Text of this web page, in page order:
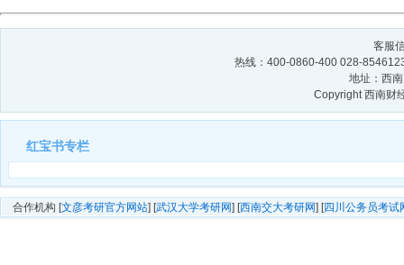
客服
热线：400-0860-400 028-
地址：西
Copyright 西南财
红宝书专栏
合作机构 [文彦考研官方网站] [武汉大学考研网] [西南交大考研网] [四川公务员考试